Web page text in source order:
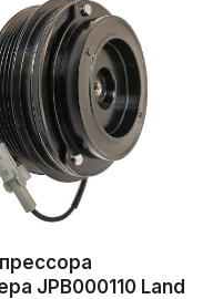
JPB000110 Land